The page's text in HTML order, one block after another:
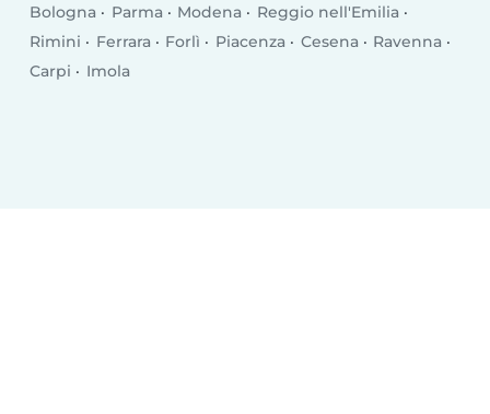
Bologna Parma Modena
Reggio nell'Emilia
Rimini
Ferrara Forlì Piacenza Cesena
Ravenna
Carpi
Imola